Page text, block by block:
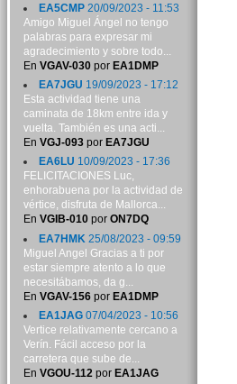
EA5CMP20/09/2023 - 11:53
Amigo Miguel Ángel no tengo
palabras para expresar mi
agradecimiento y sobre todo...
En VGAV-030por EA1DMP
EA7JGU 19/09/2023 - 17:12
Esta actividad tiene una
caminata de 18km entre ida y
vuelta. También es una acti...
En VGJ-093por EA7JGU
EA6LU 10/09/2023 - 17:36
FELICITACIONES Luc,
enhorabuena por la actividad de
vértice, disfruta de Mallorca...
En VGIB-010por ON7DQ
EA7HMK 25/08/2023 - 09:59
Miguel Angel Gracias a ti por
estar siempre atento a lo que
necesitábamos, da g...
En VGAV-156por EA1DMP
EA1JAG07/04/2023 - 10:56
Vertice relativamente cercano a
Verín. Fácil acceso por la
carretera que sube de...
En VGOU-112por EA1JAG